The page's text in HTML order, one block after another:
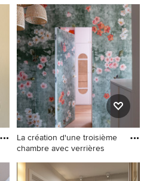
Großer Moderner Eingang
mit Korridor, weißer
Wandfarbe, Einzeltür und
braunem Boden in Paris
La création d'une troisième
chambre avec verrières
Mittelgroßer Skandinavischer
Eingang mit Korridor, grüner